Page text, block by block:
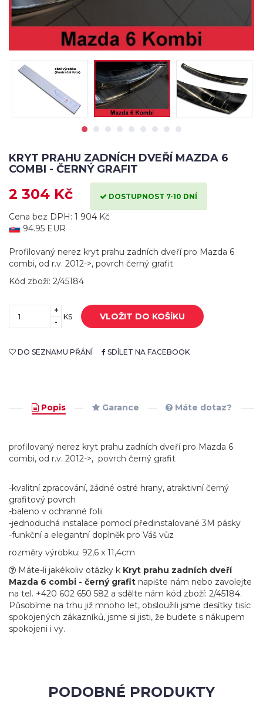
KRYT PRAHU ZADNÍCH DVEŘÍ MAZDA 6
COMBI - ČERNÝ GRAFIT
2 304 Kč DOSTUPNOST 7-10 DNÍ
Cena bez DPH: 1 904 Kč
94.95 EUR
Profilovaný nerez kryt prahu zadních dveří pro Mazda 6
combi, od r.v. 2012->, povrch černý grafit
Kód zboží: 2/45184
+
-
KS VLOŽIT DO KOŠÍKU
DO SEZNAMU PŘÁNÍ SDÍLET NA FACEBOOK
Popis Garance Máte dotaz?
profilovaný nerez kryt prahu zadních dveří pro Mazda 6
combi, od r.v. 2012->, povrch černý grafit
-kvalitní zpracování, žádné ostré hrany, atraktivní černý
grafitový povrch
-baleno v ochranné folii
-jednoduchá instalace pomocí předinstalované 3M pásky
-funkční a elegantní doplněk pro Váš vůz
rozměry výrobku: 92,6 x 11,4cm
Máte-li jakékoliv otázky k Kryt prahu zadních dveří
Mazda 6 combi - černý grafit napište nám nebo zavolejte
na tel. +420 602 650 582 a sdělte nám kód zboží: 2/45184.
Působíme na trhu již mnoho let, obsloužili jsme desítky tisíc
spokojených zákazníků, jsme si jisti, že budete s nákupem
spokojeni i vy.
PODOBNÉ PRODUKTY